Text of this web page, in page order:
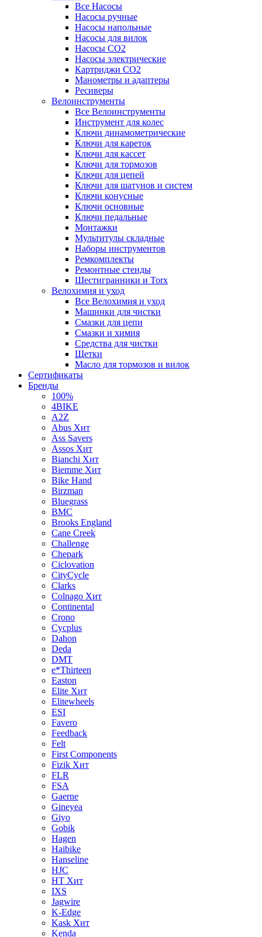
Все Насосы
Насосы ручные
Насосы напольные
Насосы для вилок
Насосы CO2
Насосы электрические
Картриджи CO2
Манометры и адаптеры
Ресиверы
Велоинструменты
Все Велоинструменты
Инструмент для колес
Ключи динамометрические
Ключи для кареток
Ключи для кассет
Ключи для тормозов
Ключи для цепей
Ключи для шатунов и систем
Ключи конусные
Ключи основные
Ключи педальные
Монтажки
Мультитулы складные
Наборы инструментов
Ремкомплекты
Ремонтные стенды
Шестигранники и Torx
Велохимия и уход
Все Велохимия и уход
Машинки для чистки
Смазки для цепи
Смазки и химия
Средства для чистки
Щетки
Масло для тормозов и вилок
Сертификаты
Бренды
100%
4BIKE
A2Z
Abus Хит
Ass Savers
Assos Хит
Bianchi Хит
Biemme Хит
Bike Hand
Birzman
Bluegrass
BMC
Brooks England
Cane Creek
Challenge
Chepark
Ciclovation
CityCycle
Clarks
Colnago Хит
Continental
Crono
Cycplus
Dahon
Deda
DMT
e*Thirteen
Easton
Elite Хит
Elitewheels
ESI
Favero
Feedback
Felt
First Components
Fizik Хит
FLR
FSA
Gaerne
Gineyea
Giyo
Gobik
Hagen
Haibike
Hanseline
HJC
HT Хит
IXS
Jagwire
K-Edge
Kask Хит
Kenda